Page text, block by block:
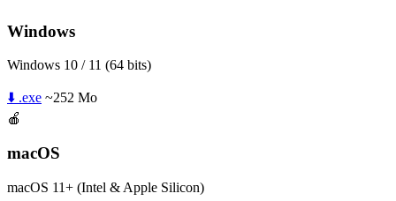
Windows
Windows 10 / 11 (64 bits)
⬇️ .exe ~252 Mo
🍎
macOS
macOS 11+ (Intel & Apple Silicon)